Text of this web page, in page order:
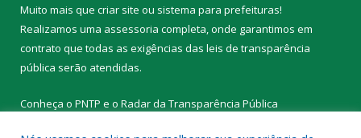
Muito mais que criar site ou sistema para prefeituras!
Realizamos uma assessoria completa, onde garantimos em
contrato que todas as exigências das leis de transparência
pública serão atendidas.
Conheça o PNTP e o Radar da Transparência Pública